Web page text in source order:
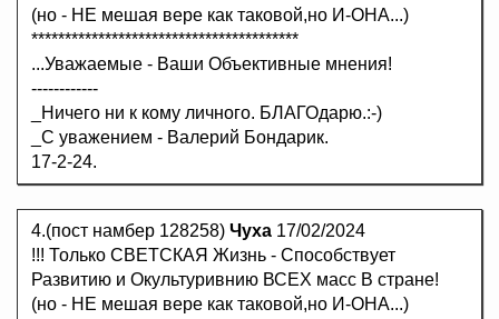
(но - НЕ мешая вере как таковой,но И-ОНА...)
****************************************
...Уважаемые - Ваши Объективные мнения!
------------
_Ничего ни к кому личного. БЛАГОдарю.:-)
_С уважением - Валерий Бондарик.
17-2-24.
4.(пост намбер 128258) Чуха 17/02/2024
!!! Только СВЕТСКАЯ Жизнь - Способствует
Развитию и Окультуривнию ВСЕХ масс В стране!
(но - НЕ мешая вере как таковой,но И-ОНА...)